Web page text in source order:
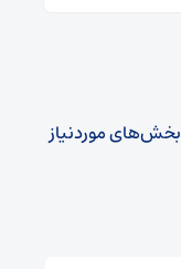
بخش‌های موردنیاز